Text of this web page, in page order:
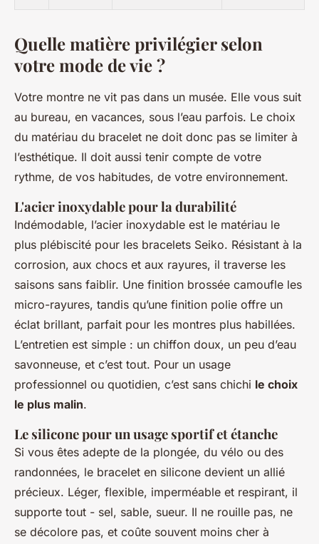
Quelle matière privilégier selon
votre mode de vie ?
Votre montre ne vit pas dans un musée. Elle vous suit
au bureau, en vacances, sous l’eau parfois. Le choix
du matériau du bracelet ne doit donc pas se limiter à
l’esthétique. Il doit aussi tenir compte de votre
rythme, de vos habitudes, de votre environnement.
L'acier inoxydable pour la durabilité
Indémodable, l’acier inoxydable est le matériau le
plus plébiscité pour les bracelets Seiko. Résistant à la
corrosion, aux chocs et aux rayures, il traverse les
saisons sans faiblir. Une finition brossée camoufle les
micro-rayures, tandis qu’une finition polie offre un
éclat brillant, parfait pour les montres plus habillées.
L’entretien est simple : un chiffon doux, un peu d’eau
savonneuse, et c’est tout. Pour un usage
professionnel ou quotidien, c’est sans chichi le choix
le plus malin.
Le silicone pour un usage sportif et étanche
Si vous êtes adepte de la plongée, du vélo ou des
randonnées, le bracelet en silicone devient un allié
précieux. Léger, flexible, imperméable et respirant, il
supporte tout - sel, sable, sueur. Il ne rouille pas, ne
se décolore pas, et coûte souvent moins cher à